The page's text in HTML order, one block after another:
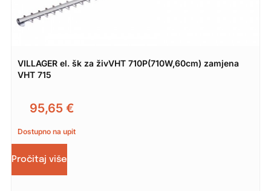
VILLAGER el. šk za živVHT 710P(710W,60cm) zamjena
VHT 715
95,65 €
Dostupno na upit
Pročitaj više